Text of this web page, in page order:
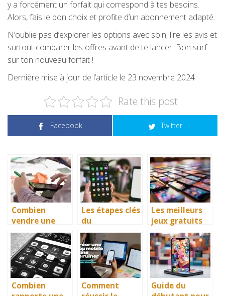
y a forcément un forfait qui correspond à tes besoins.
Alors, fais le bon choix et profite d’un abonnement adapté.
N’oublie pas d’explorer les options avec soin, lire les avis et
surtout comparer les offres avant de te lancer. Bon surf
sur ton nouveau forfait !
Dernière mise à jour de l’article le 23 novembre 2024
Rate this post
Facebook Twitter
Combien
vendre une
application
mobile ?
Les étapes clés
du
développemen
t d’une
application
mobile
rentable
Les meilleurs
jeux gratuits
sur mobile qui
valent
vraiment la
peine d’être
téléchargés
Combien
Comment
Guide du